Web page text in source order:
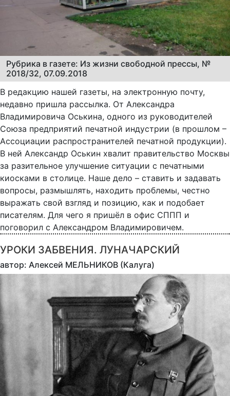
Рубрика в газете: Из жизни свободной прессы, №
2018/32, 07.09.2018
В редакцию нашей газеты, на электронную почту,
недавно пришла рассылка. От Александра
Владимировича Оськина, одного из руководителей
Союза предприятий печатной индустрии (в прошлом –
Ассоциации распространителей печатной продукции).
В ней Александр Оськин хвалит правительство Москвы
за разительное улучшение ситуации с печатными
киосками в столице. Наше дело – ставить и задавать
вопросы, размышлять, находить проблемы, честно
выражать свой взгляд и позицию, как и подобает
писателям. Для чего я пришёл в офис СППП и
поговорил с Александром Владимировичем.
УРОКИ ЗАБВЕНИЯ. ЛУНАЧАРСКИЙ
автор: Алексей МЕЛЬНИКОВ (Калуга)